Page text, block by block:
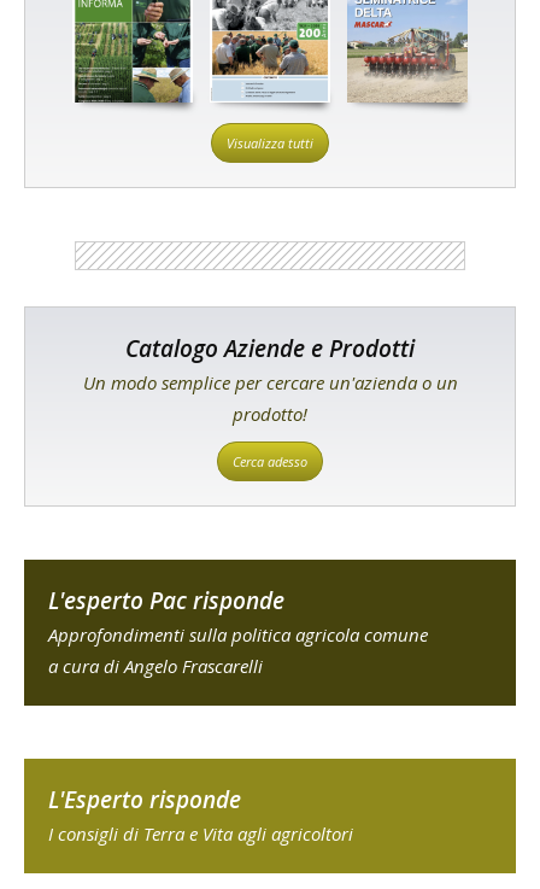
Visualizza tutti
Catalogo Aziende e Prodotti
Un modo semplice per cercare un'azienda o un
prodotto!
Cerca adesso
L'esperto Pac risponde
Approfondimenti sulla politica agricola comune
a cura di Angelo Frascarelli
L'Esperto risponde
I consigli di Terra e Vita agli agricoltori